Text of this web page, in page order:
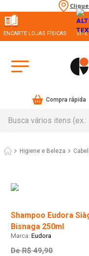
ENCARTE LOJAS FÍSICAS
Compra rápida
Higiene e Beleza
Shampoo Eudora
Bisnaga 250ml
Eudora
De R$ 49,90